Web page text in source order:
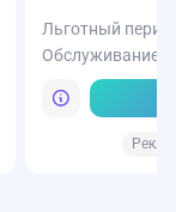
Льготный
Обслуживание